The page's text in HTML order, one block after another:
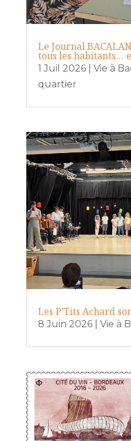
Le Journal
tous les habitants…
1 Juil 2026| Vie à
quartier
Les P’Tits Achard
8 Juin 2026| Vie à